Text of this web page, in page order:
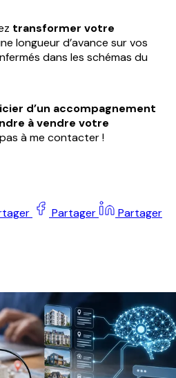
transformer votre
longueur d’avance sur vos
dans les schémas du
d’un accompagnement
à vendre votre
à me contacter !
Partager
Partager